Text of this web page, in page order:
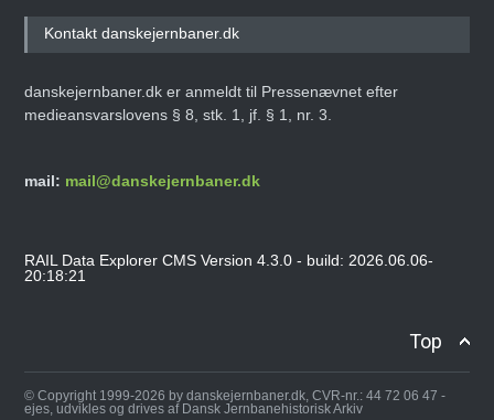
Kontakt danskejernbaner.dk
danskejernbaner.dk er anmeldt til Pressenævnet efter
medieansvarslovens § 8, stk. 1, jf. § 1, nr. 3.
mail: mail@danskejernbaner.dk
RAIL Data Explorer CMS Version 4.3.0 - build: 2026.06.06-
20:18:21
Top
© Copyright 1999-2026 by danskejernbaner.dk, CVR-nr.: 44 72 06 47 -
ejes, udvikles og drives af Dansk Jernbanehistorisk Arkiv